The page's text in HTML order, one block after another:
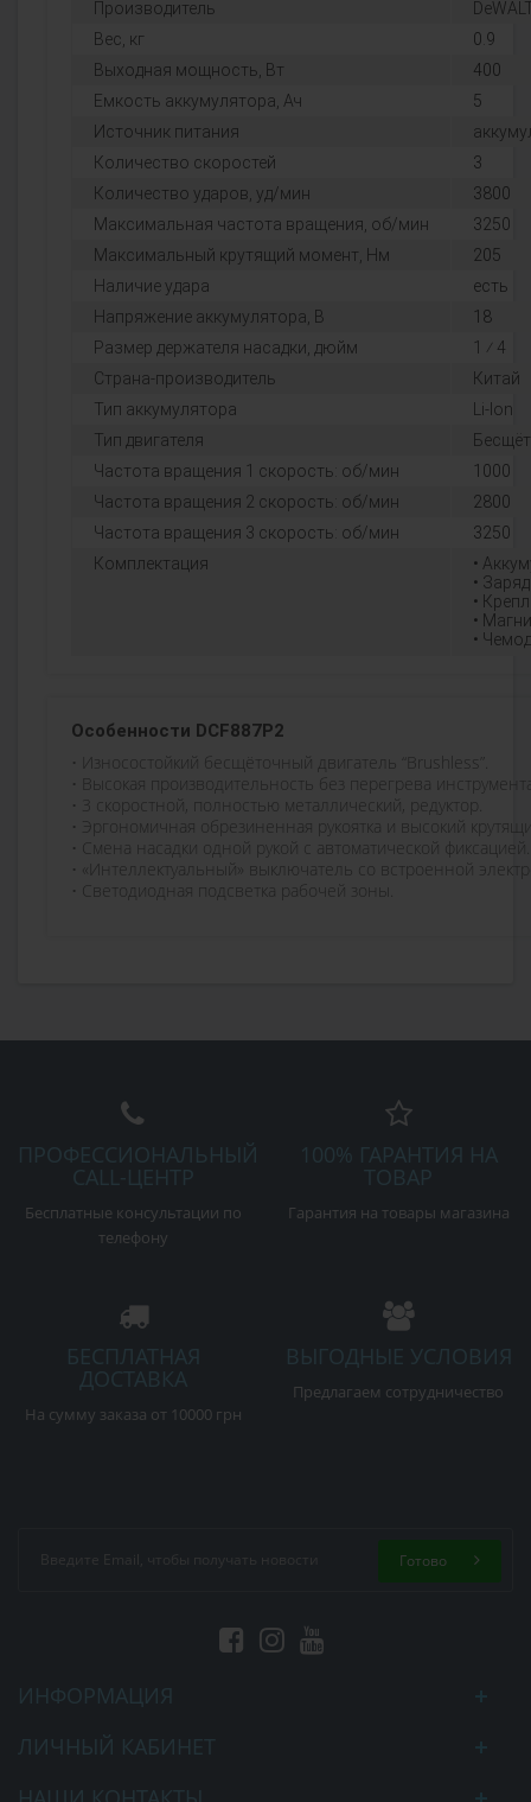
Производитель
Вес, кг
0.9
Выходная мощность, Вт
400
Емкость аккумулятора, Ач
5
Источник питания
Количество скоростей
3
Количество ударов, уд/мин
3800
Максимальная частота вращения, об/мин
3250
Максимальный крутящий момент, Нм
205
Наличие удара
есть
Напряжение аккумулятора, В
18
Размер держателя насадки, дюйм
1 ⁄ 4
Страна-производитель
Китай
Тип аккумулятора
Li-Ion
Тип двигателя
Частота вращения 1 скорость: об/мин
1000
Частота вращения 2 скорость: об/мин
2800
Частота вращения 3 скорость: об/мин
3250
Комплектация
•
•
•
•
•
Особенности DCF887P2
• Износостойкий бесщёточный двигатель “Brushless”.
• Высокая производительность без перегрева
• 3 скоростной, полностью металлический, редуктор.
• Эргономичная обрезиненная рукоятка и высокий
• Смена насадки одной рукой с автоматической фиксацией.
• «Интеллектуальный» выключатель со встроенной
• Светодиодная подсветка рабочей зоны.
ПРОФЕССИОНАЛЬНЫЙ
CALL-ЦЕНТР
Бесплатные консультации по
телефону
100% ГАРАНТИЯ НА
ТОВАР
Гарантия на товары магазина
БЕСПЛАТНАЯ
ДОСТАВКА
На сумму заказа от 10000 грн
ВЫГОДНЫЕ УСЛОВИЯ
Предлагаем сотрудничество
Готово
ИНФОРМАЦИЯ
ЛИЧНЫЙ КАБИНЕТ